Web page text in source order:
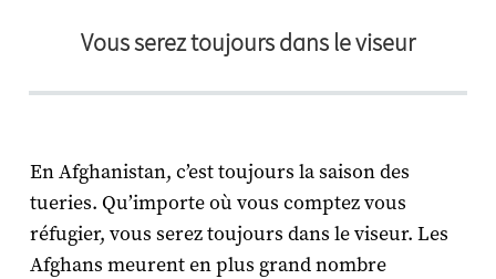
Vous serez toujours dans le viseur
En Afghanistan, c’est toujours la saison des
tueries. Qu’importe où vous comptez vous
réfugier, vous serez toujours dans le viseur. Les
Afghans meurent en plus grand nombre